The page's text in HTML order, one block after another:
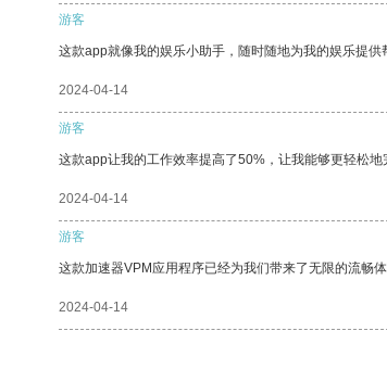
游客
这款app就像我的娱乐小助手，随时随地为我的娱乐提供
2024-04-14
游客
这款app让我的工作效率提高了50%，让我能够更轻松
2024-04-14
游客
这款加速器VPM应用程序已经为我们带来了无限的流畅体
2024-04-14